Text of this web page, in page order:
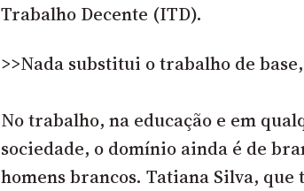
Trabalho Decente (ITD).
>>Nada substitui o trabalho de
No trabalho, na educação e em
sociedade, o domínio ainda é de
homens brancos. Tatiana Silva, que